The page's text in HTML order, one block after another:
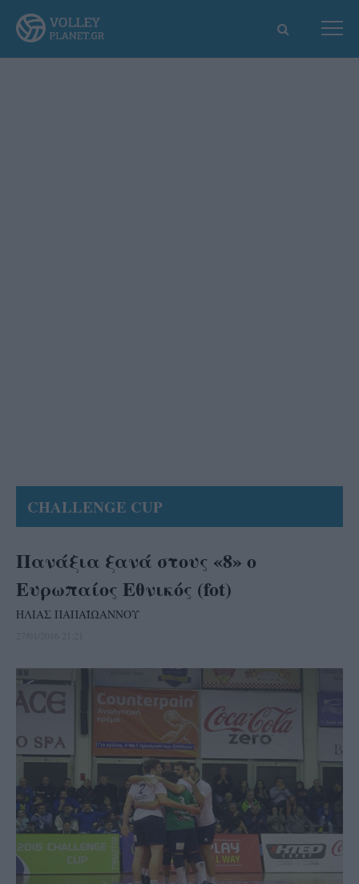
CHALLENGE CUP
Πανάξια ξανά στους «8» ο
Ευρωπαίος Εθνικός (fot)
ΗΛΙΑΣ ΠΑΠΑΪΩΑΝΝΟΥ